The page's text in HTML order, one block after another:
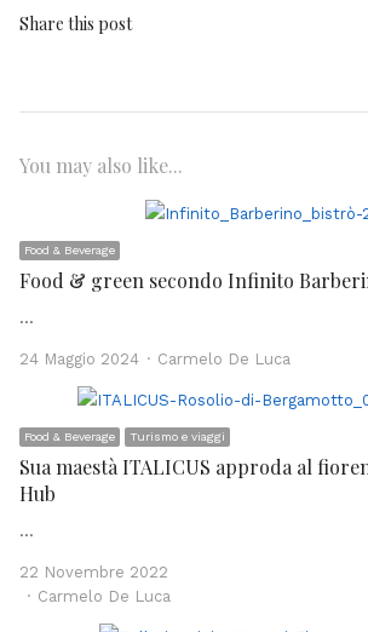
Share this post
You may also like...
Food & Beverage
Food & green secondo Infinito
…
24 Maggio 2024 Author
Carmelo De Luca
Food & Beverage Turismo e viaggi
Sua maestà ITALICUS approda al
Hub
…
22 Novembre 2022
Author
Carmelo De Luca